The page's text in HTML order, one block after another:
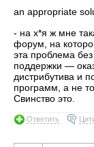
an appropriate
- на х*я ж мне
форум, на
эта проблема
поддержки —
дистрибутива и
программ, а не
Свинство это.
Ответить